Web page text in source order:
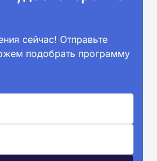
сейчас! Отправьте
подобрать программу